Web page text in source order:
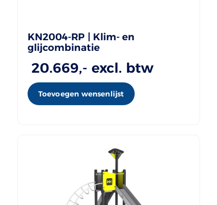
KN2004-RP | Klim- en
glijcombinatie
20.669,- excl. btw
Toevoegen wensenlijst